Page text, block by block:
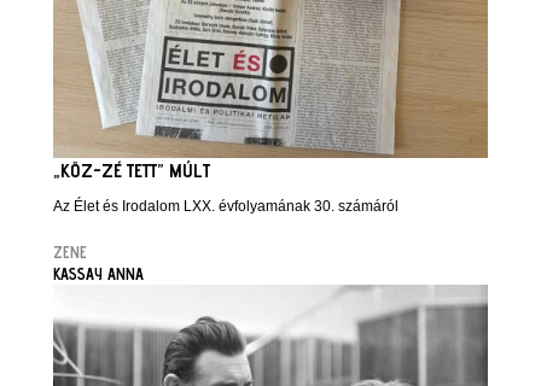
„KÖZ-ZÉ TETT” MÚLT
Az Élet és Irodalom LXX. évfolyamának 30. számáról
ZENE
KASSAY ANNA